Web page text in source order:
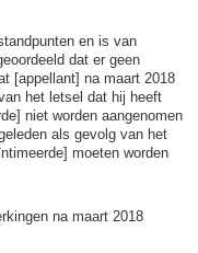
en is van
dat er geen
[appellant] na maart 2018
het letsel dat hij heeft
niet worden aangenomen
als gevolg van het
moeten worden
na maart 2018